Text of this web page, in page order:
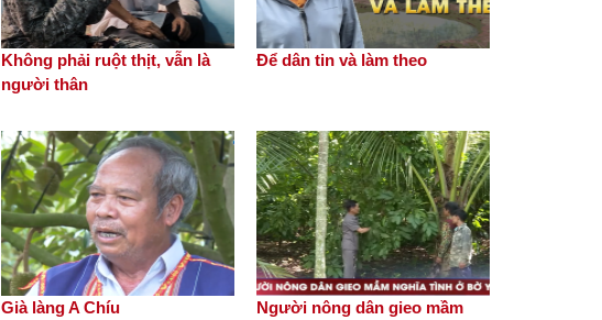
Dân vận làm nên sức mạnh
Già làng A Chíu
Không phải ruột thịt, vẫn là
người thân
Để dân tin và làm theo
Già làng A Chíu Người nông dân gieo mầm